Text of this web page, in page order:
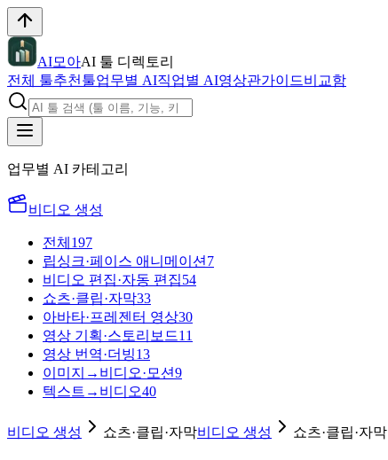
AI모아AI 툴 디렉토리
전체 툴추천툴업무별 AI직업별 AI영상관가이드비교함
업무별 AI 카테고리
비디오 생성
전체 197
립싱크·페이스 애니메이션 7
비디오 편집·자동 편집54
쇼츠·클립·자막33
아바타·프레젠터 영상30
영상 기획·스토리보드11
영상 번역·더빙13
이미지→비디오·모션9
텍스트→비디오40
비디오 생성 쇼츠·클립·자막비디오 생성 쇼츠·클립·자막